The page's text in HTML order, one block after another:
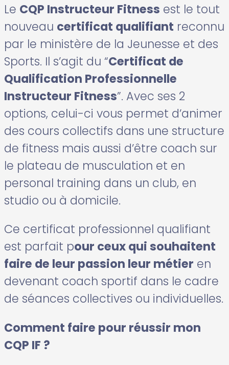
Le CQP Instructeur Fitness est le tout
nouveau certificat qualifiant reconnu
par le ministère de la Jeunesse et des
Sports. Il s’agit du “Certificat de
Qualification Professionnelle
Instructeur Fitness”. Avec ses 2
options, celui-ci vous permet d’animer
des cours collectifs dans une structure
de fitness mais aussi d’être coach sur
le plateau de musculation et en
personal training dans un club, en
studio ou à domicile.
Ce certificat professionnel qualifiant
est parfait pour ceux qui souhaitent
faire de leur passion leur métier en
devenant coach sportif dans le cadre
de séances collectives ou individuelles.
Comment faire pour réussir mon
CQP IF ?